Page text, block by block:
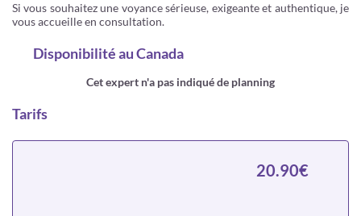
Si vous souhaitez une voyance sérieuse, exigeante et authentique, je
vous accueille en consultation.
Disponibilitéau Canada
Cet expert n'a pas indiqué de planning
Tarifs
20.90€